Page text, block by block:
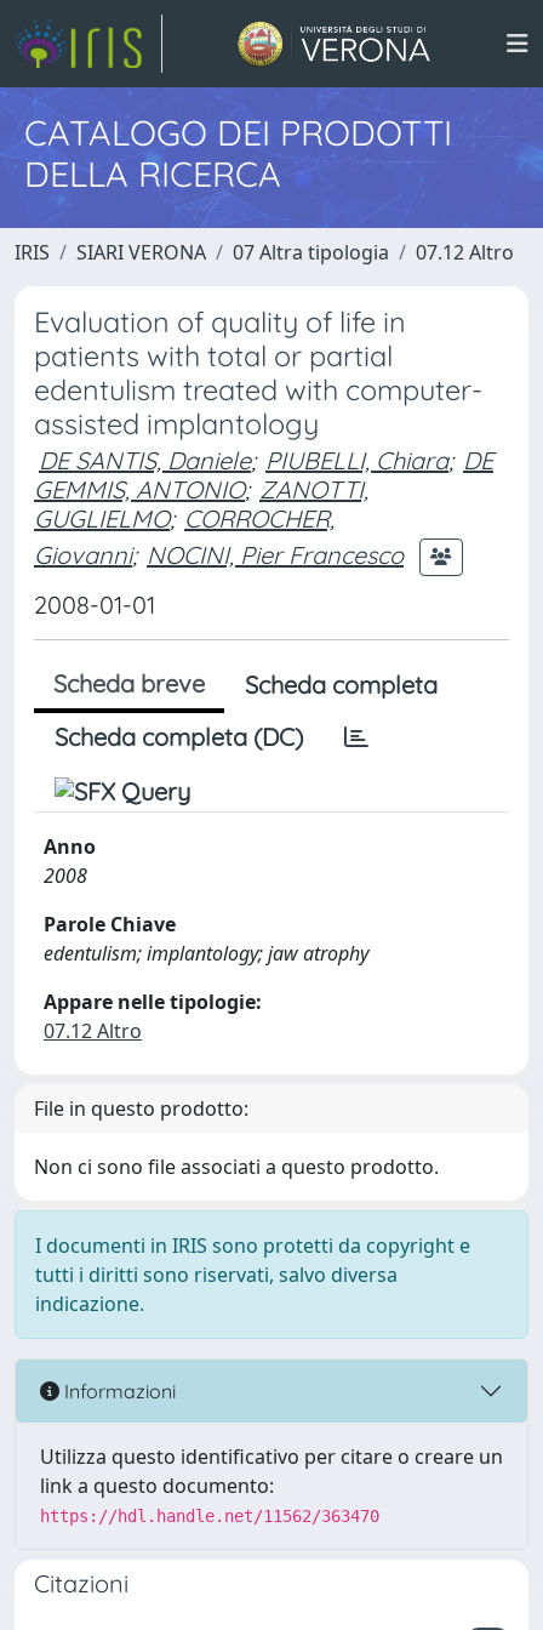
CATALOGO DEI PRODOTTI
DELLA RICERCA
IRIS SIARI VERONA 07 Altra tipologia 07.12 Altro
Evaluation of quality of life in
patients with total or partial
edentulism treated with computer-
assisted implantology
DE SANTIS, Daniele; PIUBELLI, Chiara; DE
GEMMIS, ANTONIO; ZANOTTI,
GUGLIELMO; CORROCHER,
Giovanni; NOCINI, Pier Francesco
2008-01-01
Scheda breve
Scheda completa
Scheda completa (DC)
Anno
2008
Parole Chiave
edentulism; implantology; jaw atrophy
Appare nelle tipologie:
07.12 Altro
File in questo prodotto:
Non ci sono file associati a questo prodotto.
I documenti in IRIS sono protetti da copyright e
tutti i diritti sono riservati, salvo diversa
indicazione.
Informazioni
Utilizza questo identificativo per citare o creare un
link a questo documento:
https://hdl.handle.net/11562/363470
Citazioni